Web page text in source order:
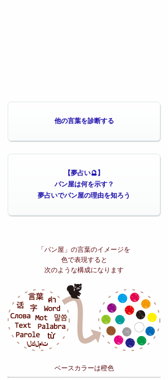
他の言葉を診断する
【夢占い🔮】
パン屋は何を示す？
夢占いでパン屋の理由を知ろう
「パン屋」の言葉のイメージを
色で表現すると
次のような構成になります
ベースカラーは橙色